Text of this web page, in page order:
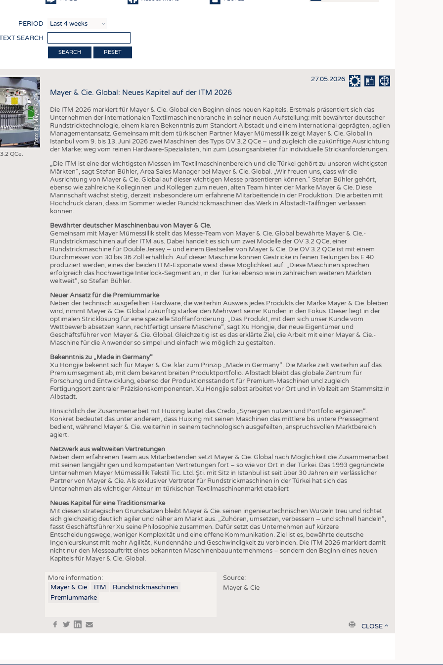
SUSTAINABILITY
CIRCULAR ECONOMY
TECHNICAL TEXTILES
SMART TEXTILES
MEDICINE
INTERIOR TEXTILES
APPAREL
BUSINESS
COMPANIES
FACTS
STATISTICS
SCHEDULE
CALENDAR
PERIOD
SEARCH
RESET
Foto: (c) Mayer & Cie
QCe.
27.05.2026
Mayer & Cie. Global: Neues Kapitel auf der ITM 2026
Die ITM 2026 markiert für Mayer & Cie. Global den Beginn eines neuen Kapitels. Erstmals präsentiert sich das
Unternehmen der internationalen Textilmaschinenbranche in seiner neuen Aufstellung: mit bewährter deutscher
Rundstricktechnologie, einem klaren Bekenntnis zum Standort Albstadt und einem international geprägten, agilen
Managementansatz. Gemeinsam mit dem türkischen Partner Mayer Mümessillik zeigt Mayer & Cie. Global in
Istanbul vom 9. bis 13. Juni 2026 zwei Maschinen des Typs OV 3.2 QCe – und zugleich die zukünftige Ausrichtung
der Marke: weg vom reinen Hardware-Spezialisten, hin zum Lösungsanbieter für individuelle Strickanforderungen.
„Die ITM ist eine der wichtigsten Messen im Textilmaschinenbereich und die Türkei gehört zu unseren wichtigsten
Märkten“, sagt Stefan Bühler, Area Sales Manager bei Mayer & Cie. Global. „Wir freuen uns, dass wir die
Ausrichtung von Mayer & Cie. Global auf dieser wichtigen Messe präsentieren können.“ Stefan Bühler gehört,
ebenso wie zahlreiche Kolleginnen und Kollegen zum neuen, alten Team hinter der Marke Mayer & Cie. Diese
Mannschaft wächst stetig, derzeit insbesondere um erfahrene Mitarbeitende in der Produktion. Die arbeiten mit
Hochdruck daran, dass im Sommer wieder Rundstrickmaschinen das Werk in Albstadt-Tailfingen verlassen
können.
Bewährter deutscher Maschinenbau von Mayer & Cie.
Gemeinsam mit Mayer Mümessillik stellt das Messe-Team von Mayer & Cie. Global bewährte Mayer & Cie.-
Rundstrickmaschinen auf der ITM aus. Dabei handelt es sich um zwei Modelle der OV 3.2 QCe, einer
Rundstrickmaschine für Double Jersey – und einem Bestseller von Mayer & Cie. Die OV 3.2 QCe ist mit einem
Durchmesser von 30 bis 36 Zoll erhältlich. Auf dieser Maschine können Gestricke in feinen Teilungen bis E 40
produziert werden; eines der beiden ITM-Exponate weist diese Möglichkeit auf. „Diese Maschinen sprechen
erfolgreich das hochwertige Interlock-Segment an, in der Türkei ebenso wie in zahlreichen weiteren Märkten
weltweit“, so Stefan Bühler.
Neuer Ansatz für die Premiummarke
Neben der technisch ausgefeilten Hardware, die weiterhin Ausweis jedes Produkts der Marke Mayer & Cie. bleiben
wird, nimmt Mayer & Cie. Global zukünftig stärker den Mehrwert seiner Kunden in den Fokus. Dieser liegt in der
optimalen Stricklösung für eine spezielle Stoffanforderung. „Das Produkt, mit dem sich unser Kunde vom
Wettbewerb absetzen kann, rechtfertigt unsere Maschine“, sagt Xu Hongjie, der neue Eigentümer und
Geschäftsführer von Mayer & Cie. Global. Gleichzeitig ist es das erklärte Ziel, die Arbeit mit einer Mayer & Cie.-
Maschine für die Anwender so simpel und einfach wie möglich zu gestalten.
Bekenntnis zu „Made in Germany“
Xu Hongjie bekennt sich für Mayer & Cie. klar zum Prinzip „Made in Germany“. Die Marke zielt weiterhin auf das
Premiumsegment ab, mit dem bekannt breiten Produktportfolio. Albstadt bleibt das globale Zentrum für
Forschung und Entwicklung, ebenso der Produktionsstandort für Premium-Maschinen und zugleich
Fertigungsort zentraler Präzisionskomponenten. Xu Hongjie selbst arbeitet vor Ort und in Vollzeit am Stammsitz in
Albstadt.
Hinsichtlich der Zusammenarbeit mit Huixing lautet das Credo „Synergien nutzen und Portfolio ergänzen“.
Konkret bedeutet das unter anderem, dass Huixing mit seinen Maschinen das mittlere bis untere Preissegment
bedient, während Mayer & Cie. weiterhin in seinem technologisch ausgefeilten, anspruchsvollen Marktbereich
agiert.
Netzwerk aus weltweiten Vertretungen
Neben dem erfahrenen Team aus Mitarbeitenden setzt Mayer & Cie. Global nach Möglichkeit die Zusammenarbeit
mit seinen langjährigen und kompetenten Vertretungen fort – so wie vor Ort in der Türkei. Das 1993 gegründete
Unternehmen Mayer Mümessillik Tekstil Tic. Ltd. Şti. mit Sitz in Istanbul ist seit über 30 Jahren ein verlässlicher
Partner von Mayer & Cie. Als exklusiver Vertreter für Rundstrickmaschinen in der Türkei hat sich das
Unternehmen als wichtiger Akteur im türkischen Textilmaschinenmarkt etabliert
Neues Kapitel für eine Traditionsmarke
Mit diesen strategischen Grundsätzen bleibt Mayer & Cie. seinen ingenieurtechnischen Wurzeln treu und richtet
sich gleichzeitig deutlich agiler und näher am Markt aus. „Zuhören, umsetzen, verbessern – und schnell handeln“,
fasst Geschäftsführer Xu seine Philosophie zusammen. Dafür setzt das Unternehmen auf kürzere
Entscheidungswege, weniger Komplexität und eine offene Kommunikation. Ziel ist es, bewährte deutsche
Ingenieurskunst mit mehr Agilität, Kundennähe und Geschwindigkeit zu verbinden. Die ITM 2026 markiert damit
nicht nur den Messeauftritt eines bekannten Maschinenbauunternehmens – sondern den Beginn eines neuen
Kapitels für Mayer & Cie. Global.
More information:
Mayer & Cie
ITM
Rundstrickmaschinen
Premiummarke
Source:
Mayer & Cie
in print
CLOSE